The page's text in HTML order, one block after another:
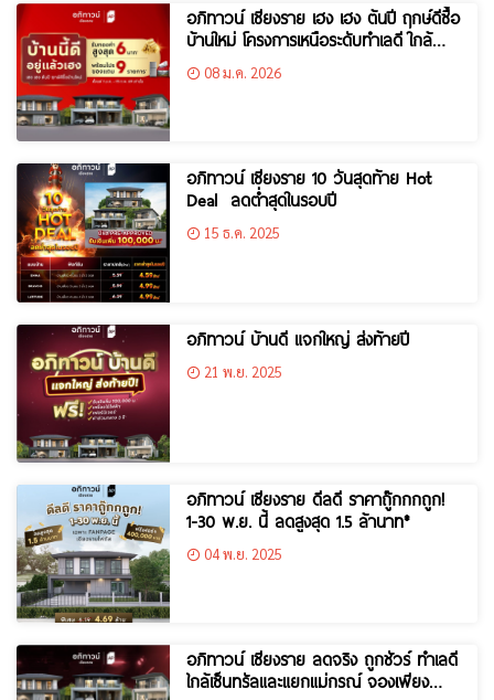
อภิทาวน์ เชียงราย เฮง เฮง ต้นปี ฤกษ์ดีซื้อ
บ้านใหม่ โครงการเหนือระดับทำเลดี ใกล้
เซ็นทรัลและแยกแม่กรณ์
08 ม.ค. 2026
อภิทาวน์ เชียงราย 10 วันสุดท้าย Hot
Deal ลดต่ำสุดในรอบปี
15 ธ.ค. 2025
อภิทาวน์ บ้านดี แจกใหญ่ ส่งท้ายปี
21 พ.ย. 2025
อภิทาวน์ เชียงราย ดีลดี ราคาถู๊กกกถูก!
1-30 พ.ย. นี้ ลดสูงสุด 1.5 ล้านาท*
04 พ.ย. 2025
อภิทาวน์ เชียงราย ลดจริง ถูกชัวร์ ทำเลดี
ใกล้เซ็นทรัลและแยกแม่กรณ์ จองเพียง